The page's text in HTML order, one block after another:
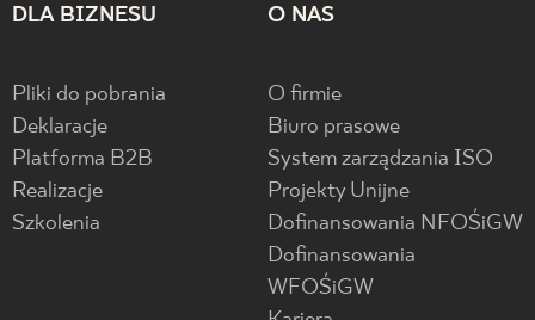
DLA BIZNESU
Pliki do pobrania
Deklaracje
Platforma B2B
Realizacje
Szkolenia
O NAS
O firmie
Biuro prasowe
System zarządzania ISO
Projekty Unijne
Dofinansowania NFOŚiGW
Dofinansowania
WFOŚiGW